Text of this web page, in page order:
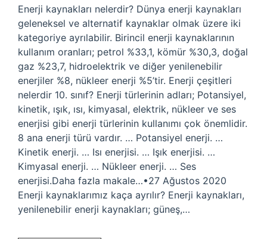
Enerji kaynakları nelerdir? Dünya enerji kaynakları
geleneksel ve alternatif kaynaklar olmak üzere iki
kategoriye ayrılabilir. Birincil enerji kaynaklarının
kullanım oranları; petrol %33,1, kömür %30,3, doğal
gaz %23,7, hidroelektrik ve diğer yenilenebilir
enerjiler %8, nükleer enerji %5’tir. Enerji çeşitleri
nelerdir 10. sınıf? Enerji türlerinin adları; Potansiyel,
kinetik, ışık, ısı, kimyasal, elektrik, nükleer ve ses
enerjisi gibi enerji türlerinin kullanımı çok önemlidir.
8 ana enerji türü vardır. … Potansiyel enerji. …
Kinetik enerji. … Isı enerjisi. … Işık enerjisi. …
Kimyasal enerji. … Nükleer enerji. … Ses
enerjisi.Daha fazla makale…•27 Ağustos 2020
Enerji kaynaklarımız kaça ayrılır? Enerji kaynakları,
yenilenebilir enerji kaynakları; güneş,…